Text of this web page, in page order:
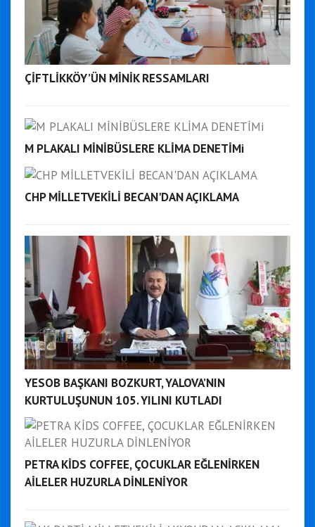
ÇİFTLİKKÖY’ÜN MİNİK RESSAMLARI
M PLAKALI MİNİBÜSLERE KLİMA DENETİMi
CHP MİLLETVEKİLİ BECAN'DAN AÇIKLAMA
YESOB BAŞKANI BOZKURT, YALOVA’NIN
KURTULUŞUNUN 105. YILINI KUTLADI
PETRA KİDS COFFEE, ÇOCUKLAR EĞLENİRKEN
AİLELER HUZURLA DİNLENİYOR